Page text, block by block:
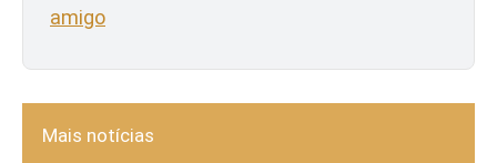
amigo
Mais notícias